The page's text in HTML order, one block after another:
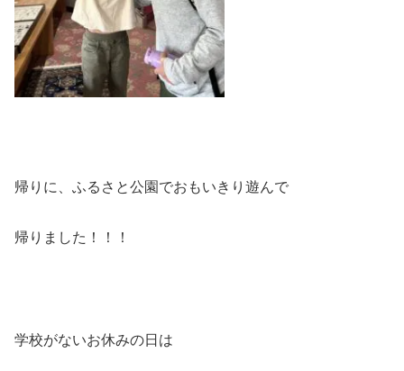
帰りに、ふるさと公園でおもいきり遊んで
帰りました！！！
学校がないお休みの日は